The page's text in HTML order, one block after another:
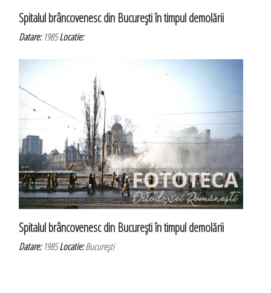
Spitalul brâncovenesc din Bucureşti în timpul demolării
Datare:1985Locatie:
Spitalul brâncovenesc din Bucureşti în timpul demolării
Datare:1985Locatie:Bucureşti